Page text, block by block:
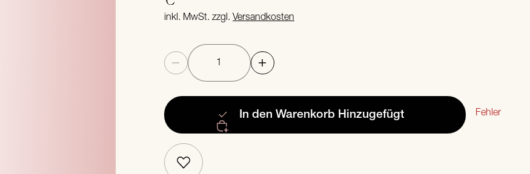
inkl. MwSt. zzgl. Versandkosten
Anzahl
In den Warenkorb Hinzugefügt Fehler